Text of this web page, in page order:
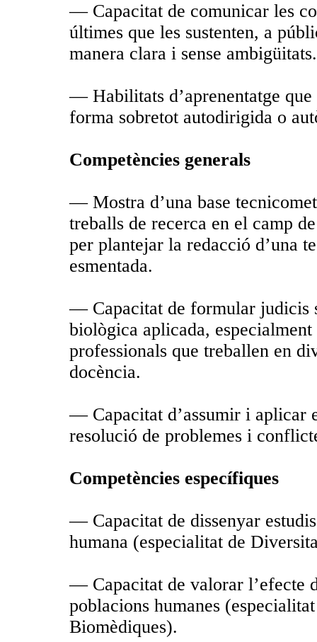
— Capacitat de comunicar les
últimes que les sustenten, a
manera clara i sense ambigüitats.
— Habilitats d’aprenentatge
forma sobretot autodirigida o
Competències generals
— Mostra d’una base
treballs de recerca en el camp
per plantejar la redacció d’una
esmentada.
— Capacitat de formular judicis
biològica aplicada,
professionals que treballen en
docència.
— Capacitat d’assumir i aplicar
resolució de problemes i
Competències específiques
— Capacitat de dissenyar
humana (especialitat de
— Capacitat de valorar l’efecte
poblacions humanes
Biomèdiques).